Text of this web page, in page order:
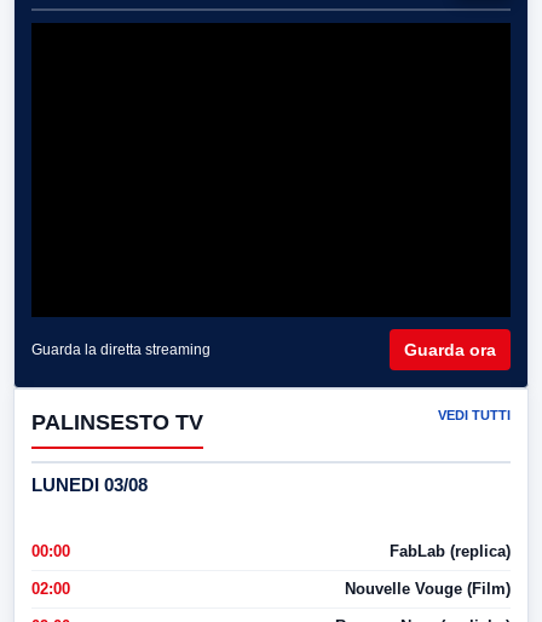
Guarda la diretta streaming Guarda ora
PALINSESTO TV VEDI TUTTI
LUNEDI 03/08
00:00 FabLab (replica)
02:00 Nouvelle Vouge (Film)